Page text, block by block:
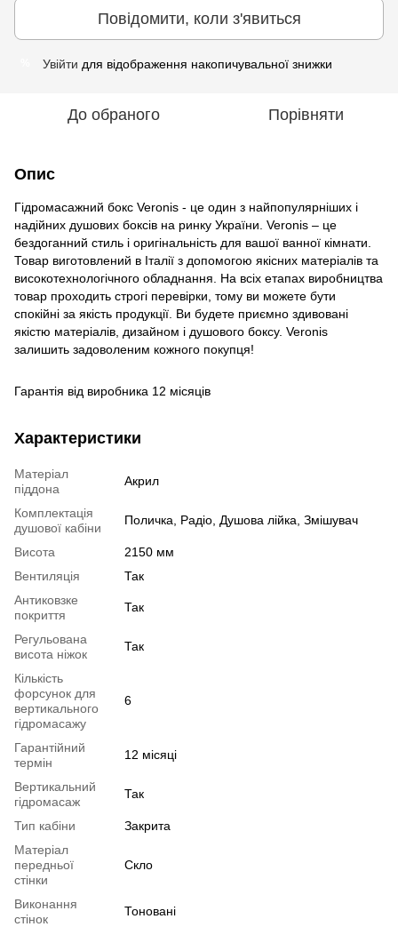
Повідомити, коли з'явиться
Увійти для відображення накопичувальної знижки
До обраного Порівняти
Опис
Гідромасажний бокс Veronis - це один з найпопулярніших і
надійних душових боксів на ринку України. Veronis – це
бездоганний стиль і оригінальність для вашої ванної кімнати.
Товар виготовлений в Італії з допомогою якісних матеріалів та
високотехнологічного обладнання. На всіх етапах виробництва
товар проходить строгі перевірки, тому ви можете бути
спокійні за якість продукції. Ви будете приємно здивовані
якістю матеріалів, дизайном і душового боксу. Veronis
залишить задоволеним кожного покупця!
Гарантія від виробника 12 місяців
Характеристики
Матеріал
піддона
Акрил
Комплектація
душової кабіни
Поличка, Радіо, Душова лійка, Змішувач
Висота
2150 мм
Вентиляція
Так
Антиковзке
покриття
Так
Регульована
висота ніжок
Так
Кількість
форсунок для
вертикального
гідромасажу
6
Гарантійний
термін
12 місяці
Вертикальний
гідромасаж
Так
Тип кабіни
Закрита
Матеріал
передньої
стінки
Скло
Виконання
стінок
Тоновані